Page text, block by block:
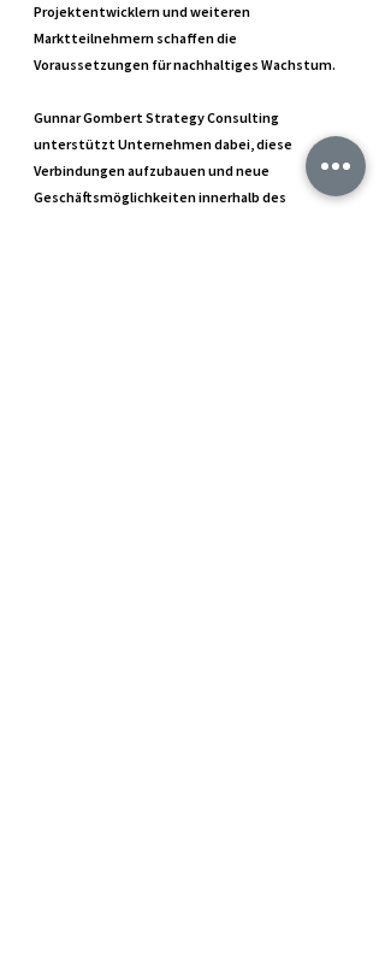
Projektentwicklern und weiteren
Marktteilnehmern schaffen die
Voraussetzungen für nachhaltiges Wachstum.
Gunnar Gombert Strategy Consulting
unterstützt Unternehmen dabei, diese
Verbindungen aufzubauen und neue
Geschäftsmöglichkeiten innerhalb des